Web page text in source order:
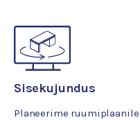
Sisekujundus
Planeerime ruumiplaanile